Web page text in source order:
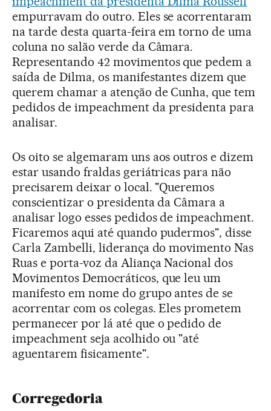
empurravam do outro. Eles se acorrentaram
na tarde desta quarta-feira em torno de uma
coluna no salão verde da Câmara.
Representando 42 movimentos que pedem a
saída de Dilma, os manifestantes dizem que
querem chamar a atenção de Cunha, que tem
pedidos de impeachment da presidenta para
analisar.
Os oito se algemaram uns aos outros e dizem
estar usando fraldas geriátricas para não
precisarem deixar o local. "Queremos
conscientizar o presidenta da Câmara a
analisar logo esses pedidos de impeachment.
Ficaremos aqui até quando pudermos", disse
Carla Zambelli, liderança do movimento Nas
Ruas e porta-voz da Aliança Nacional dos
Movimentos Democráticos, que leu um
manifesto em nome do grupo antes de se
acorrentar com os colegas. Eles prometem
permanecer por lá até que o pedido de
impeachment seja acolhido ou "até
aguentarem fisicamente".
Corregedoria